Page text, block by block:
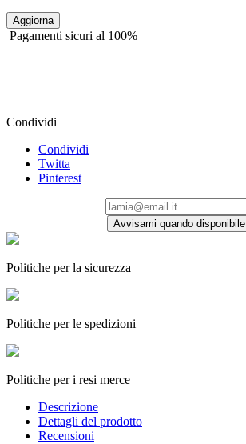
Pagamenti sicuri al 100%
Condividi
Condividi
Twitta
Pinterest
Avvisami quando disponibile
Politiche per la sicurezza
Politiche per le spedizioni
Politiche per i resi merce
Descrizione
Dettagli del prodotto
Recensioni